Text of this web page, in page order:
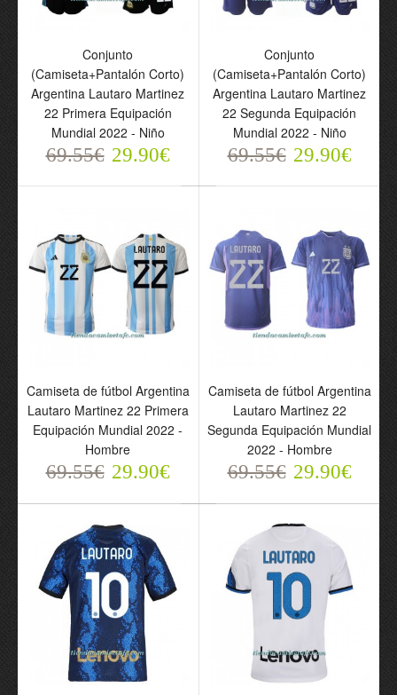
Conjunto
Equipación 23-24 - Niño
69.55€ 29.90€
Camiseta de fútbol Inter
69.55€ 29.90€
Conjunto
(Camiseta+Pantalón
Corto) Argentina Lautaro
Martinez 22 Primera
Equipación Mundial 2022
- Niño
69.55€ 29.90€
Conjunto
(Camiseta+Pantalón
Corto) Argentina Lautaro
Martinez 22 Segunda
Equipación Mundial 2022
69.55€ 29.90€
Conjunto
(Camiseta+Pantalón Corto)
Argentina Lautaro Martinez
22 Primera Equipación
Mundial 2022 - Niño
69.55€ 29.90€
Conjunto
(Camiseta+Pantalón Corto)
Argentina Lautaro Martinez
22 Segunda Equipación
Mundial 2022 - Niño
69.55€ 29.90€
Camiseta de fútbol Argentina
Lautaro Martinez 22 Primera
Equipación Mundial 2022 -
Hombre
69.55€ 29.90€
Camiseta de fútbol Argentina
Lautaro Martinez 22
Segunda Equipación Mundial
2022 - Hombre
69.55€ 29.90€